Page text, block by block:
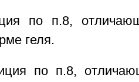
по п.8,
геля.
по п.8,